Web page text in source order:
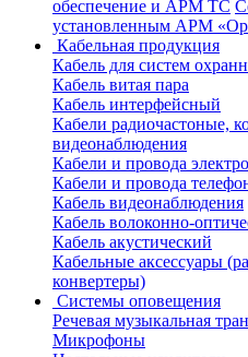
обеспечение и АРМ ТС
установленным АРМ
Кабельная продукция
Кабель для систем
Кабель витая пара
Кабель интерфейсный
Кабели радиочастоные,
видеонаблюдения
Кабели и провода
Кабели и провода
Кабель видеонаблюдения
Кабель волоконно-
Кабель акустический
Кабельные аксессуары
конвертеры)
Системы оповещения
Речевая музыкальная
Микрофоны